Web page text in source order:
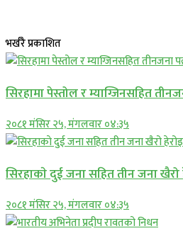
भर्खरै प्रकाशित
सिरहामा पेस्तोल र म्याग्जिनसहित
२०८१ मंसिर २५, मंगलवार ०४:३५
सिरहाकाे दुई जना सहित तीन जना खैरो
२०८१ मंसिर २५, मंगलवार ०४:३५